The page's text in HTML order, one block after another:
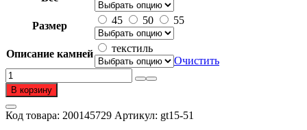
Размер 45 50 55
Описание камней
текстиль
Очистить
Количество
товара
Шнурок
из
серебра
В корзину
Код товара: 200145729 Артикул: gt15-51